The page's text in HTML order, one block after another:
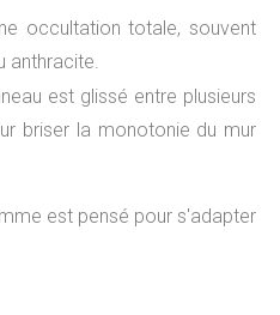
occultation totale, souvent
anthracite.
est glissé entre plusieurs
briser la monotonie du mur
est pensé pour s'adapter